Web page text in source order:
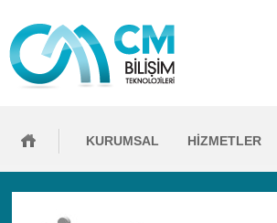
KURUMSAL HİZMETLER